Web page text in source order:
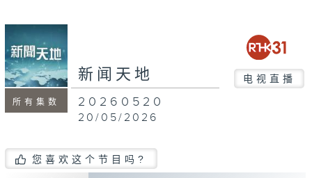
minutes,
seconds
所有集数
新闻天地 电视直播
20260520
20/05/2026
您喜欢这个节目吗?